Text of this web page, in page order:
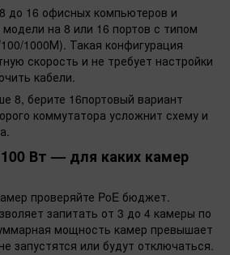
до 16 офисных компьютеров и
на 8 или 16 портов с типом
1000М). Такая конфигурация
скорость и не требует настройки
кабели.
8, берите 16портовый вариант
коммутатора усложнит схему и
Вт — для каких камер
проверяйте PoE бюджет.
запитать от 3 до 4 камеры по
мощность камер превышает
запустятся или будут отключаться.